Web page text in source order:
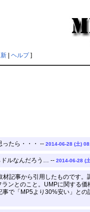
| ヘルプ]
ったら・・・ -- 2014-06-28 (土)
ドルなんだろう… -- 2014-06-28 (
記事から引用したものです
ンとのこと。UMPに関する
で「MP5より30%安い」と